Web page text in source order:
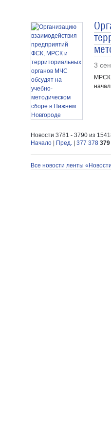
3
МРСК
Новости 3781 - 3790 из
Начало
Пред. 377 378 379
Все новости ленты